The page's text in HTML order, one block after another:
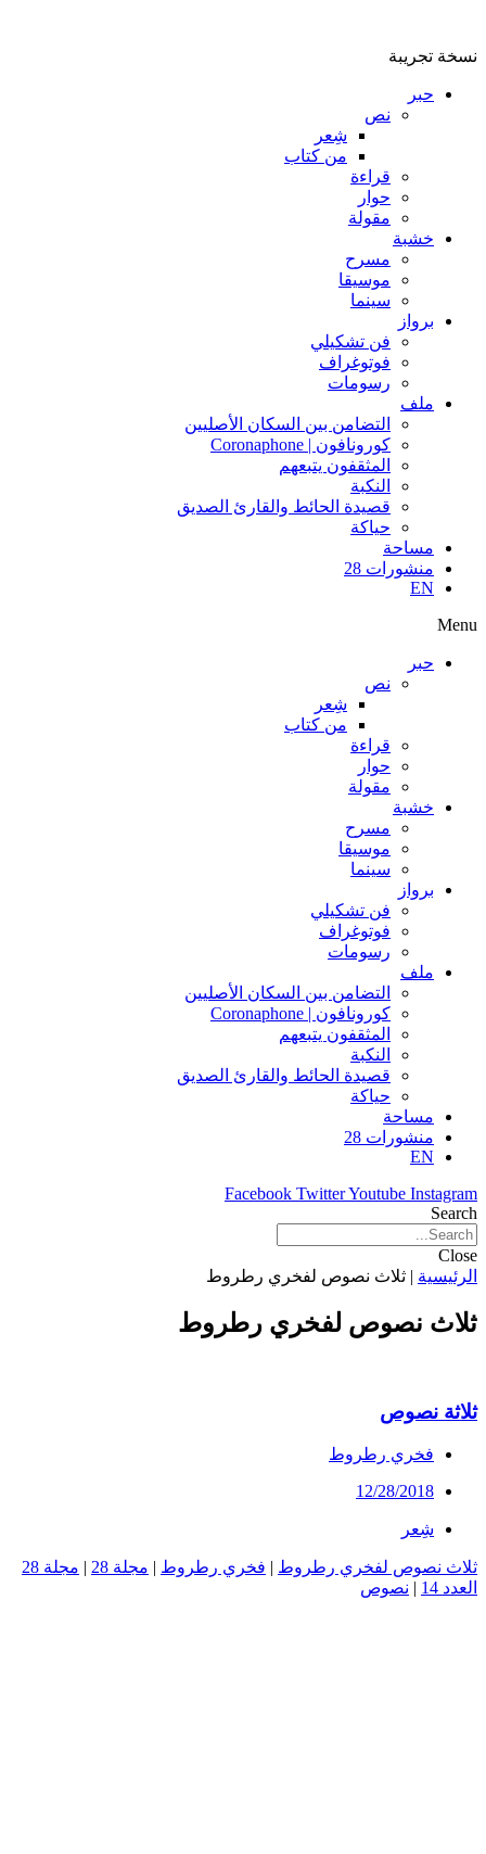
نسخة تجريبة
حبر
نص
شِعر
من كتاب
قراءة
حوار
مقولة
خشبة
مسرح
موسيقا
سينما
برواز
فن تشكيلي
فوتوغراف
رسومات
ملف
التضامن بين السكان الأصليين
كورونافون | Coronaphone
المثقفون يتبعهم
النكبة
قصيدة الحائط والقارئ الصديق
حياكة
مساحة
منشورات 28
EN
Menu
حبر
نص
شِعر
من كتاب
قراءة
حوار
مقولة
خشبة
مسرح
موسيقا
سينما
برواز
فن تشكيلي
فوتوغراف
رسومات
ملف
التضامن بين السكان الأصليين
كورونافون | Coronaphone
المثقفون يتبعهم
النكبة
قصيدة الحائط والقارئ الصديق
حياكة
مساحة
منشورات 28
EN
Facebook TwitterYoutube Instagram
Search
Close
الرئيسية | ثلاث نصوص لفخري رطروط
ثلاث نصوص لفخري رطروط
ثلاثة نصوص
فخري رطروط
12/28/2018
شِعر
ثلاث نصوص لفخري رطروط | فخري رطروط | مجلة 28 |
مجلة 28
العدد 14
| نصوص